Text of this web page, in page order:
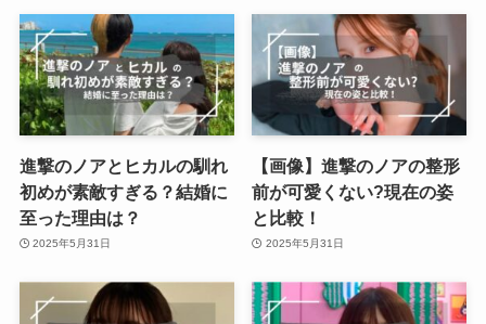
進撃のノアとヒカルの馴れ
初めが素敵すぎる？結婚に
至った理由は？
2025年5月31日
【画像】進撃のノアの整形
前が可愛くない?現在の姿
と比較！
2025年5月31日